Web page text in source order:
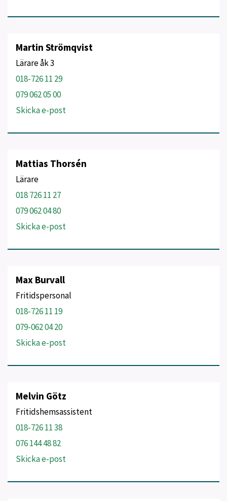
Martin Strömqvist
Lärare åk 3
018-726 11 29
079 062 05 00
Skicka e-post
Mattias Thorsén
Lärare
018 726 11 27
079 062 04 80
Skicka e-post
Max Burvall
Fritidspersonal
018-726 11 19
079-062 04 20
Skicka e-post
Melvin Götz
Fritidshemsassistent
018-726 11 38
076 144 48 82
Skicka e-post